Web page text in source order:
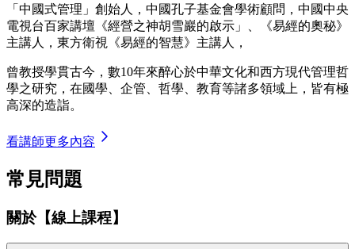
「中國式管理」創始人，中國孔子基金會學術顧問，中國中央
電視台百家講壇《經營之神胡雪巖的啟示」、《易經的奧秘》
主講人，東方衛視《易經的智慧》主講人，
曾教授學貫古今，數10年來醉心於中華文化和西方現代管理哲
學之研究，在國學、企管、哲學、教育等諸多領域上，皆有極
高深的造詣。
看講師更多內容
常見問題
關於【線上課程】